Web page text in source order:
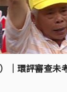
｜環評審查未